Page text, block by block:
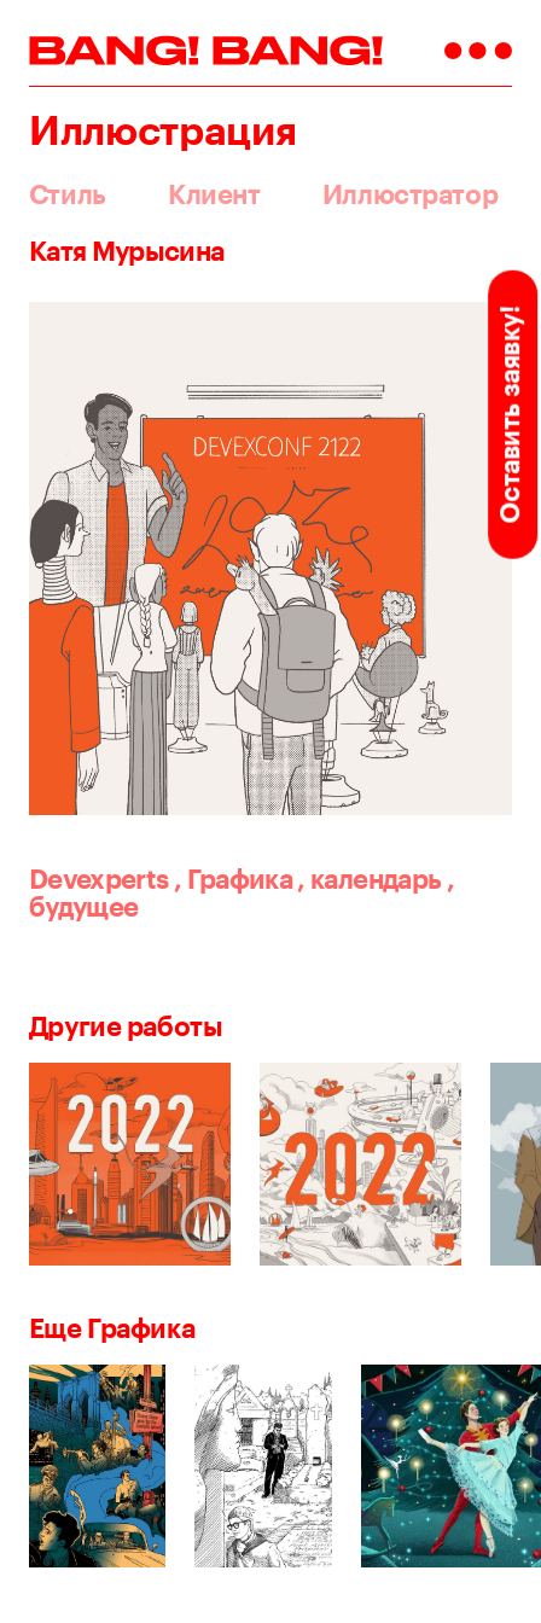
Иллюстрация
Стиль Клиент Иллюстратор
Оставить заявку!
Катя Мурысина
Devexperts , Графика , календарь ,
будущее
Другие работы
Еще Графика